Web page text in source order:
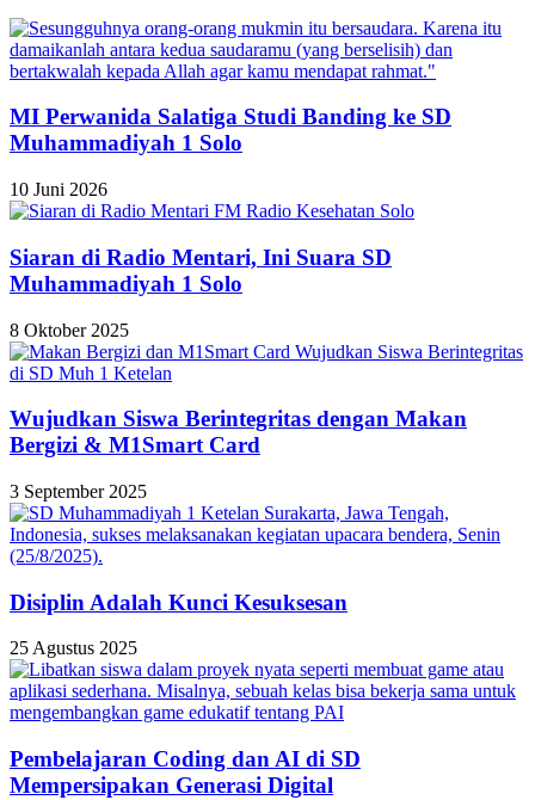
MI Perwanida Salatiga Studi Banding ke SD
Muhammadiyah 1 Solo
10 Juni 2026
Siaran di Radio Mentari, Ini Suara SD
Muhammadiyah 1 Solo
8 Oktober 2025
Wujudkan Siswa Berintegritas dengan Makan
Bergizi & M1Smart Card
3 September 2025
Disiplin Adalah Kunci Kesuksesan
25 Agustus 2025
Pembelajaran Coding dan AI di SD
Mempersipakan Generasi Digital